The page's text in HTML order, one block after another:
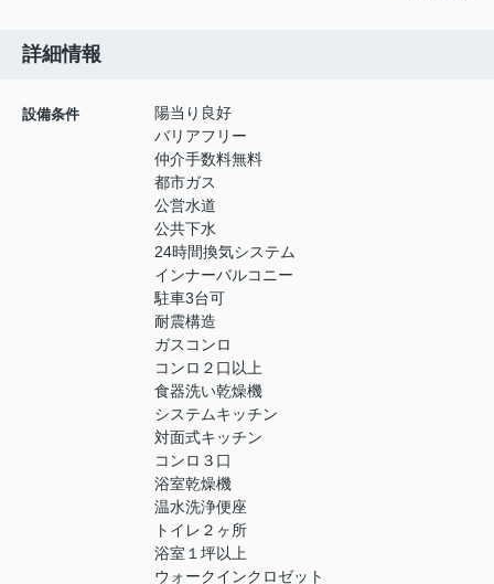
詳細情報
設備条件
陽当り良好
バリアフリー
仲介手数料無料
都市ガス
公営水道
公共下水
24時間換気システム
インナーバルコニー
駐車3台可
耐震構造
ガスコンロ
コンロ２口以上
食器洗い乾燥機
システムキッチン
対面式キッチン
コンロ３口
浴室乾燥機
温水洗浄便座
トイレ２ヶ所
浴室１坪以上
ウォークインクロゼット